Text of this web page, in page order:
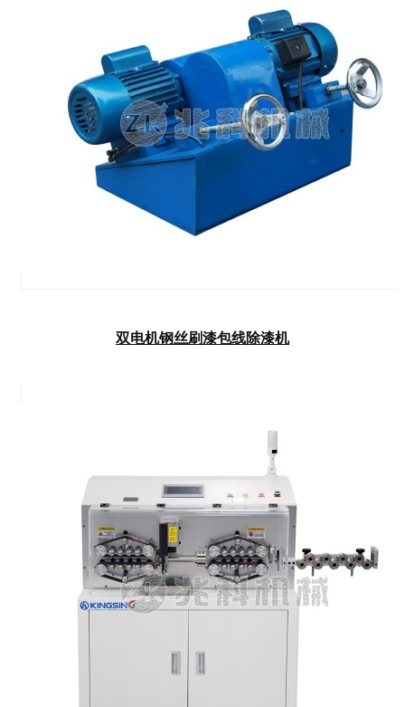
双电机钢丝刷漆包线除漆机